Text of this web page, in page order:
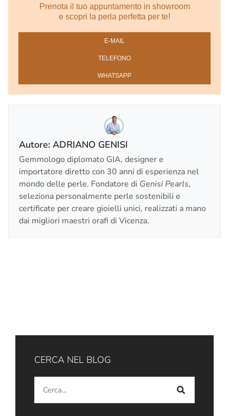
Prenota il tuo appuntamento in showroom
e scopri la perla perfetta per te!
E‑MAIL
TELEFONO
WHATSAPP
Autore: ADRIANO GENISI
Gemmologo diplomato GIA, designer e
importatore diretto con 30 anni di esperienza nel
mondo delle perle. Fondatore di Genisi Pearls,
seleziona personalmente perle sostenibili e
certificate per creare gioielli unici, realizzati a mano
dai migliori maestri orafi di Vicenza.
CERCA NEL BLOG